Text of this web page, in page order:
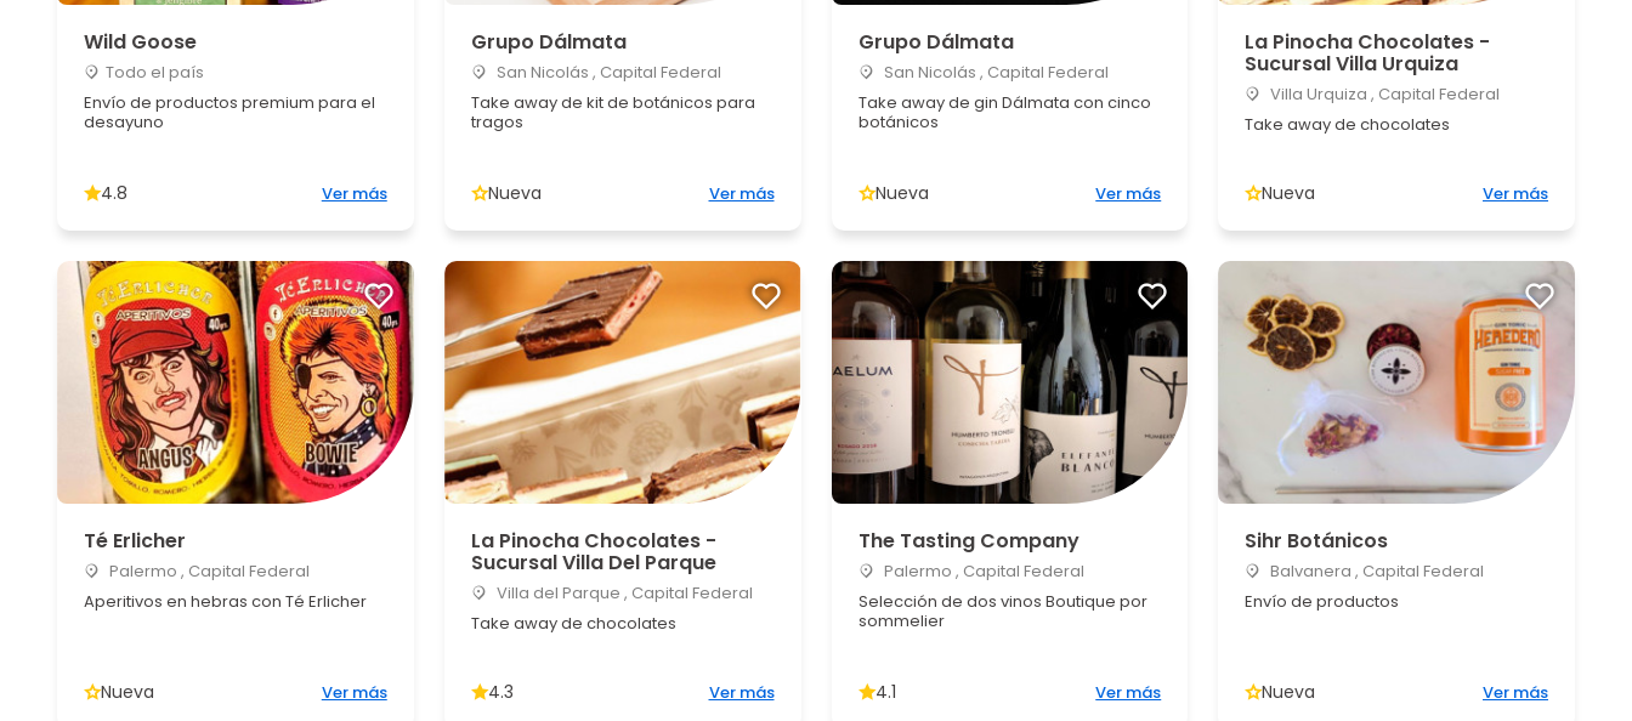
Wild Goose
Todo el país
Envío de productos premium para el
desayuno
4.8 Ver más
Grupo Dálmata
San Nicolás , Capital Federal
Take away de kit de botánicos para
tragos
Nueva Ver más
Grupo Dálmata
San Nicolás , Capital Federal
Take away de gin Dálmata con cinco
botánicos
Nueva Ver más
La Pinocha Chocolates -
Sucursal Villa Urquiza
Villa Urquiza , Capital Federal
Take away de chocolates
Nueva Ver más
Té Erlicher
Palermo , Capital Federal
Aperitivos en hebras con Té Erlicher
Nueva Ver más
La Pinocha Chocolates -
Sucursal Villa Del Parque
Villa del Parque , Capital Federal
Take away de chocolates
4.3 Ver más
The Tasting Company
Palermo , Capital Federal
Selección de dos vinos Boutique por
sommelier
4.1 Ver más
Sihr Botánicos
Balvanera , Capital Federal
Envío de productos
Nueva Ver más